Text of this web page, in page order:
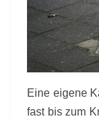
Eine eigene
fast bis zum